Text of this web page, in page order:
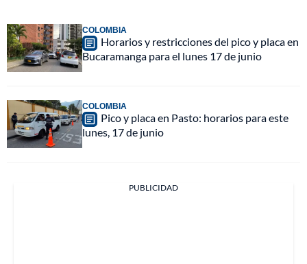
COLOMBIA
Horarios y restricciones del pico y placa en
Bucaramanga para el lunes 17 de junio
COLOMBIA
Pico y placa en Pasto: horarios para este
lunes, 17 de junio
PUBLICIDAD